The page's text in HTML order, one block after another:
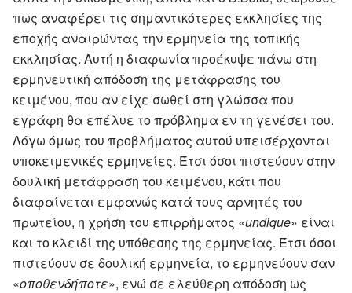
πως αναφέρει τις σημαντικότερες εκκλησίες της
εποχής αναιρώντας την ερμηνεία της τοπικής
εκκλησίας. Αυτή η διαφωνία προέκυψε πάνω στη
ερμηνευτική απόδοση της μετάφρασης του
κειμένου, που αν είχε σωθεί στη γλώσσα που
εγράφη θα επέλυε το πρόβλημα εν τη γενέσει του.
Λόγω όμως του προβλήματος αυτού υπεισέρχονται
υποκειμενικές ερμηνείες. Έτσι όσοι πιστεύουν στην
δουλική μετάφραση του κειμένου, κάτι που
διαφαίνεται εμφανώς κατά τους αρνητές του
πρωτείου, η χρήση του επιρρήματος «undique» είναι
και το κλειδί της υπόθεσης της ερμηνείας. Έτσι όσοι
πιστεύουν σε δουλική ερμηνεία, το ερμηνεύουν σαν
«οποθενδήποτε», ενώ σε ελεύθερη απόδοση ως